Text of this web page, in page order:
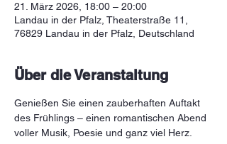
21. März 2026, 18:00 – 20:00
Landau in der Pfalz, Theaterstraße 11,
76829 Landau in der Pfalz, Deutschland
Über die Veranstaltung
Genießen Sie einen zauberhaften Auftakt
des Frühlings – einen romantischen Abend
voller Musik, Poesie und ganz viel Herz.